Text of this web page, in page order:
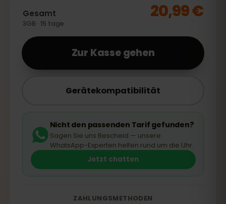
Gesamt
3GB · 15 tage
20,99 €
Zur Kasse gehen
Gerätekompatibilität
Nicht den passenden Tarif gefunden?
Sagen Sie uns Bescheid — unsere
WhatsApp-Experten helfen rund um die Uhr.
Jetzt chatten
ZAHLUNGSMETHODEN